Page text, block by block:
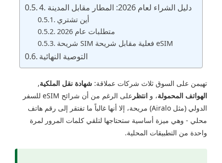
4. دليل الشراء لعام 2026: المطار مقابل المدينة
أين تشتري
متطلبات عام 2026
شريحة SIM فعلية مقابل شريحة eSIM
التوصية النهائية
تهيمن على السوق ثلاث شركات عملاقة: شهادة نقل الملكية,
الهواتف المحمولة، و انتظر
على الرغم من أن شرائح eSIM للسفر
الدولي (مثل Airalo) مريحة، إلا أنها غالباً ما تفتقر إلى رقم هاتف
محلي - وهي ميزة أساسية ستحتاجها لتلقي كلمات المرور لمرة
واحدة من التطبيقات المحلية.